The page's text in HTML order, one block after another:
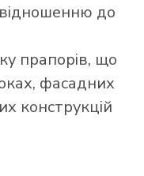
до
прапорів, що
фасадних
конструкцій